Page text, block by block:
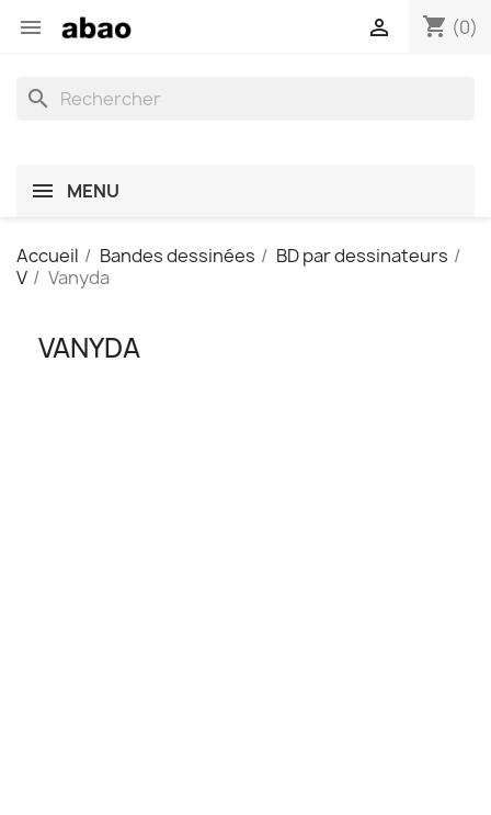
 shopping_cart (0)

search
MENU
Accueil Bandes dessinées
BD par dessinateurs
V
Vanyda
VANYDA